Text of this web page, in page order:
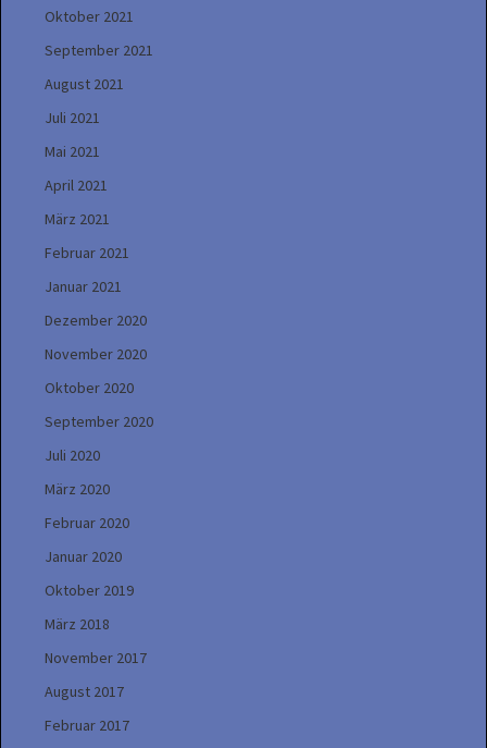
Oktober 2021
September 2021
August 2021
Juli 2021
Mai 2021
April 2021
März 2021
Februar 2021
Januar 2021
Dezember 2020
November 2020
Oktober 2020
September 2020
Juli 2020
März 2020
Februar 2020
Januar 2020
Oktober 2019
März 2018
November 2017
August 2017
Februar 2017